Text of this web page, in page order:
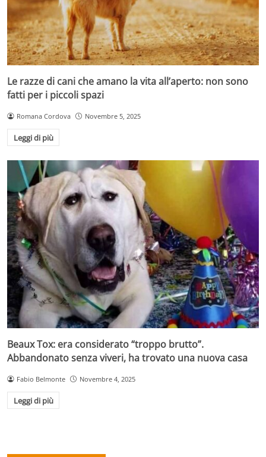
Le razze di cani che amano la vita all’aperto: non sono
fatti per i piccoli spazi
Romana Cordova Novembre 5, 2025
Leggi di più
Beaux Tox: era considerato “troppo brutto”.
Abbandonato senza viveri, ha trovato una nuova casa
Fabio Belmonte Novembre 4, 2025
Leggi di più